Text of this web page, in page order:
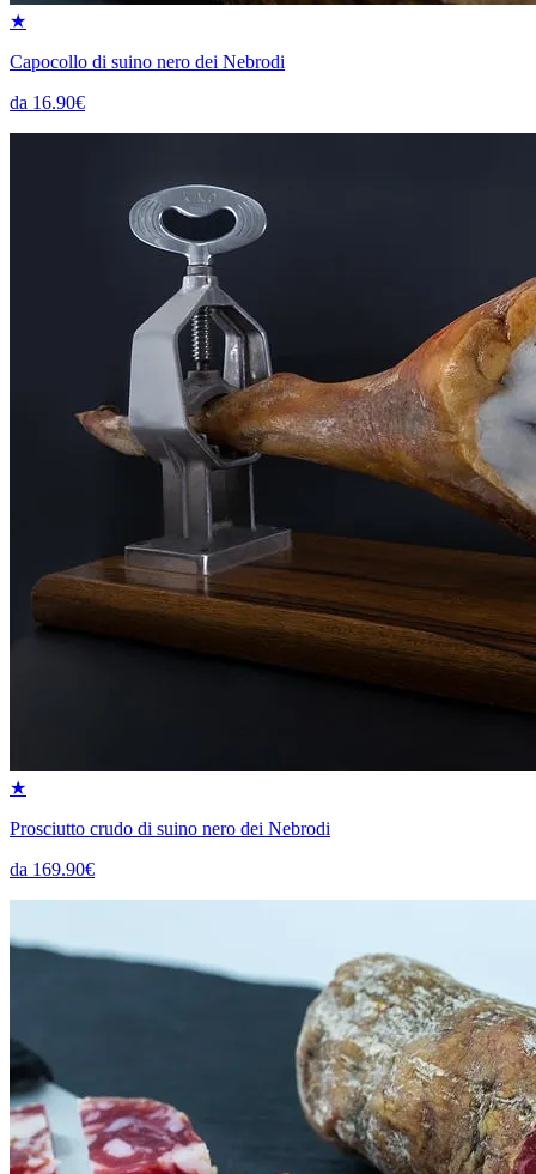
★
Capocollo di suino nero dei Nebrodi
da 16.90€
★
Prosciutto crudo di suino nero dei Nebrodi
da 169.90€